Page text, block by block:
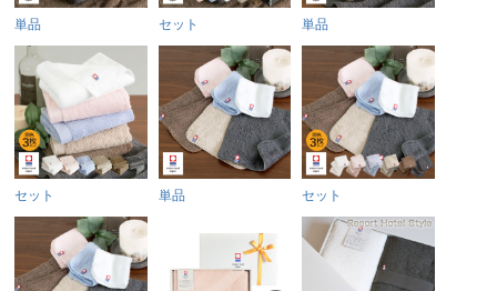
単品 セット 単品
セット 単品 セット